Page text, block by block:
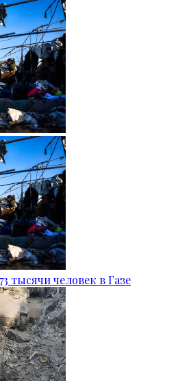
тысячи человек в Газе